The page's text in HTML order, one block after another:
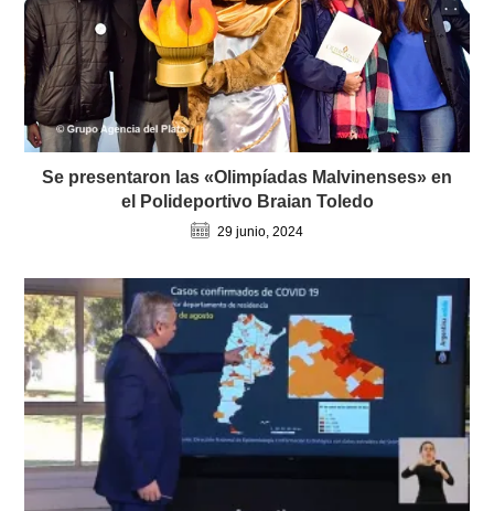
Se presentaron las «Olimpíadas Malvinenses» en
el Polideportivo Braian Toledo
29 junio, 2024